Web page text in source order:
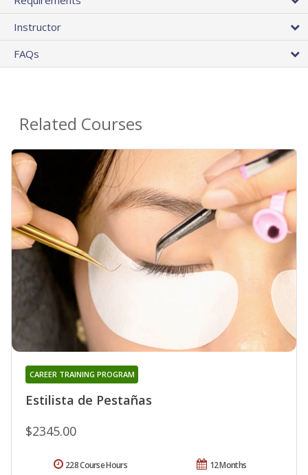
Instructor
FAQs
Related Courses
Estilista de Pestañas
CAREER TRAINING PROGRAM
$2345.00
12 Months
228 Course Hours